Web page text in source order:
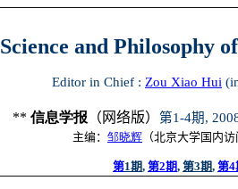
Science and Philosophy of
Editor in Chief : Zou Xiao Hui
** 信息学报 （网络版） 第1-4期, 200
主编： 邹晓辉 （北京大学国内
第1期, 第2期, 第3期, 第4